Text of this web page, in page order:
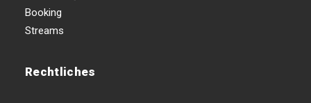
Booking
Streams
Rechtliches